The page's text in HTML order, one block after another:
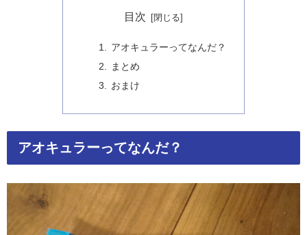
目次
アオキュラーってなんだ？
まとめ
おまけ
アオキュラーってなんだ？